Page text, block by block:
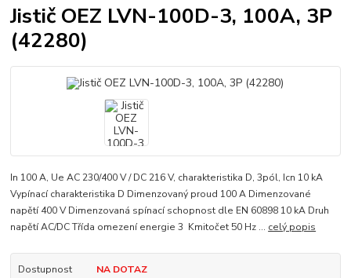
Jistič OEZ LVN-100D-3, 100A, 3P
(42280)
In 100 A, Ue AC 230/400 V / DC 216 V, charakteristika D, 3pól, Icn 10 kA
Vypínací charakteristika D Dimenzovaný proud 100 A Dimenzované
napětí 400 V Dimenzovaná spínací schopnost dle EN 60898 10 kA Druh
napětí AC/DC Třída omezení energie 3 Kmitočet 50 Hz ... celý popis
Dostupnost
NA DOTAZ